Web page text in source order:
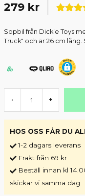
279 kr
Sopbil från Dickie Toys
Truck" och är 26 cm
- +
HOS OSS FÅR DU
1-2 dagars leverans
Frakt från 69 kr
Beställ innan kl
skickar vi samma dag